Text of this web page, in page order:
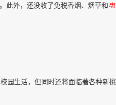
此外，还没收了免税香烟、烟草和
园生活，但同时还将面临著各种新挑